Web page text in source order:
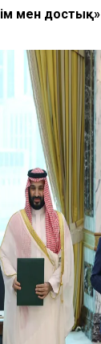
мен достық»